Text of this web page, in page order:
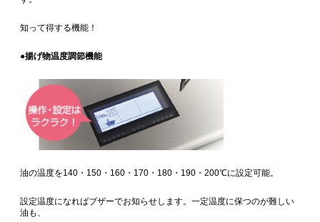
知って得する機能！
●揚げ物温度調節機能
油の温度を140・150・160・170・180・190・200℃に設定可能。
設定温度になればブザーでお知らせします。一定温度に保つのが難しい
油も、